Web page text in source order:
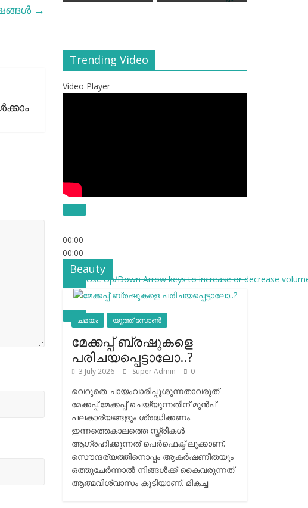
→
Trending Video
Video Player
00:00
00:00
53:26
Use Up/Down Arrow keys to increase or decrease
Beauty
ചമയം യൂത്ത് സോൺ
മേക്കപ്പ് ബ്രഷുകളെ
പരിചയപ്പെട്ടാലോ..?
3 July 2026 Super Admin 0
വെറുതെ ചായംവാരിപ്പൂശുന്നതാവരുത്
മേക്കപ്പ്.മേക്കപ്പ് ചെയ്യുന്നതിന് മുന്‍പ്
പലകാര്യങ്ങളും ശ്രദ്ധിക്കണം.
ഇന്നത്തെകാലത്തെ സ്ത്രീകള്‍
ആഗ്രഹിക്കുന്നത് പെര്‍ഫെക്ട് ലുക്കാണ്.
സൌന്ദര്യത്തിനൊപ്പം ആകര്‍ഷണീതയും
ഒത്തുചേര്‍ന്നാല്‍ നിങ്ങള്‍ക്ക് കൈവരുന്നത്
ആത്മവിശ്വാസം കൂടിയാണ്. മികച്ച